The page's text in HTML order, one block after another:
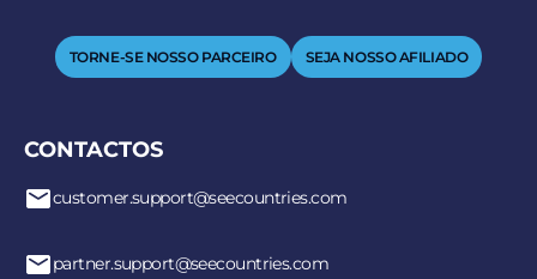
TORNE-SE NOSSO PARCEIRO SEJA NOSSO AFILIADO
CONTACTOS
customer.support@seecountries.com
partner.support@seecountries.com